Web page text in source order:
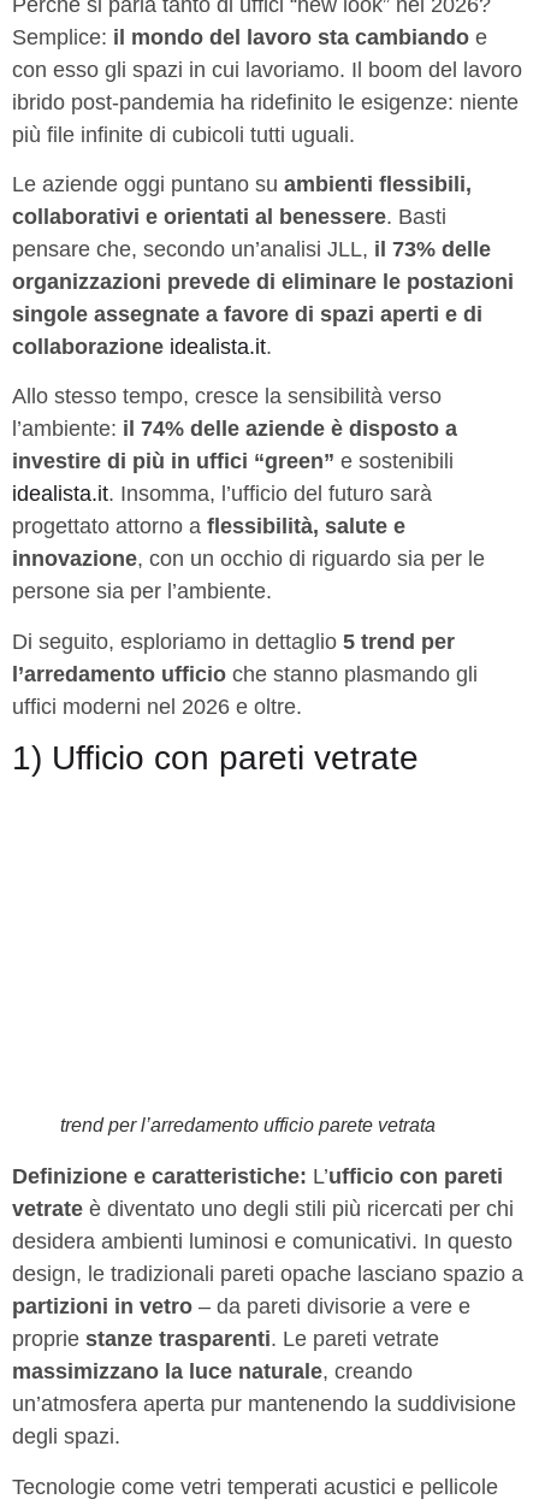
Semplice: il mondo del lavoro sta cambiando e
con esso gli spazi in cui lavoriamo. Il boom del lavoro
ibrido post-pandemia ha ridefinito le esigenze: niente
più file infinite di cubicoli tutti uguali.
Le aziende oggi puntano su ambienti flessibili,
collaborativi e orientati al benessere. Basti
pensare che, secondo un’analisi JLL, il 73% delle
organizzazioni prevede di eliminare le postazioni
singole assegnate a favore di spazi aperti e di
collaborazione idealista.it.
Allo stesso tempo, cresce la sensibilità verso
l’ambiente: il 74% delle aziende è disposto a
investire di più in uffici “green” e sostenibili
idealista.it. Insomma, l’ufficio del futuro sarà
progettato attorno a flessibilità, salute e
innovazione, con un occhio di riguardo sia per le
persone sia per l’ambiente.
Di seguito, esploriamo in dettaglio 5 trend per
l’arredamento ufficio che stanno plasmando gli
uffici moderni nel 2026 e oltre.
1) Ufficio con pareti vetrate
trend per l’arredamento ufficio parete vetrata
Definizione e caratteristiche: L’ufficio con pareti
vetrate è diventato uno degli stili più ricercati per chi
desidera ambienti luminosi e comunicativi. In questo
design, le tradizionali pareti opache lasciano spazio a
partizioni in vetro – da pareti divisorie a vere e
proprie stanze trasparenti. Le pareti vetrate
massimizzano la luce naturale, creando
un’atmosfera aperta pur mantenendo la suddivisione
degli spazi.
Tecnologie come vetri temperati acustici e pellicole